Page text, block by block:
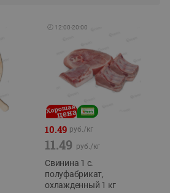
🕘 12:00-20:00
10.49 руб./кг
11.49 руб./кг
Свинина 1 с.
полуфабрикат,
охлажденный 1 кг